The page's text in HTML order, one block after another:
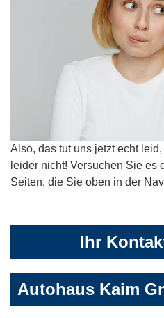
Also, das tut uns jetzt echt
leider nicht! Versuchen Sie es
Seiten, die Sie oben in der
Ihr
Autohaus Kaim